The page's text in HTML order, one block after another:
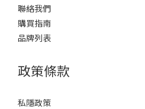
聯絡我們
購買指南
品牌列表
政策條款
私隱政策